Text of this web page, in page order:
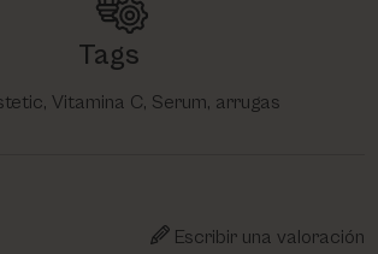
Tags
Vitamina C, Serum, arrugas
Escribir una valoración